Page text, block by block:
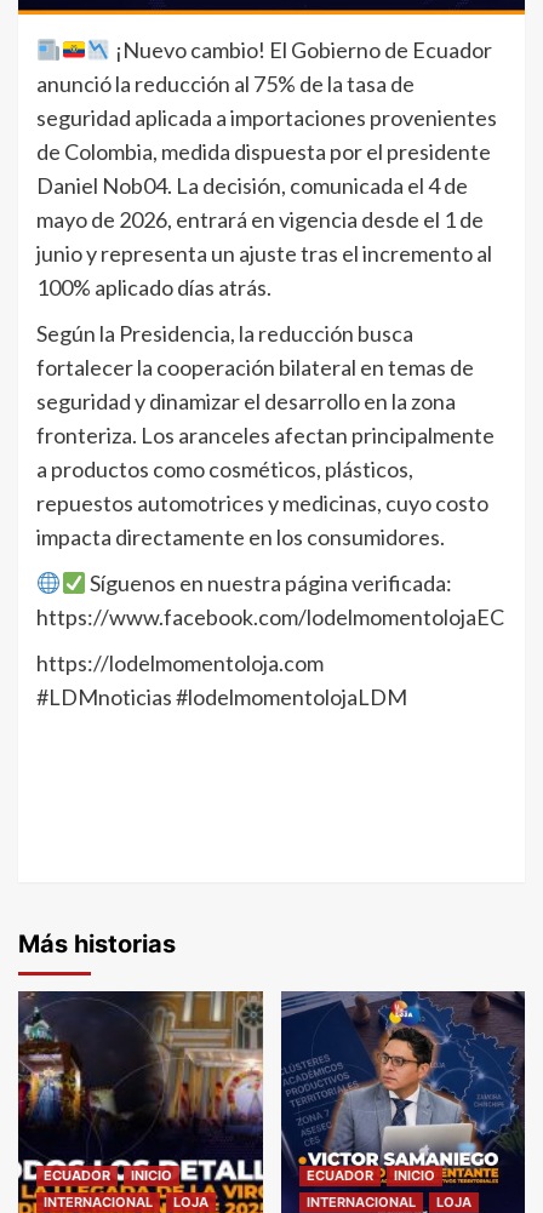
¡Nuevo cambio! El Gobierno de Ecuador
anunció la reducción al 75% de la tasa de
seguridad aplicada a importaciones provenientes
de Colombia, medida dispuesta por el presidente
Daniel Nob04. La decisión, comunicada el 4 de
mayo de 2026, entrará en vigencia desde el 1 de
junio y representa un ajuste tras el incremento al
100% aplicado días atrás.
Según la Presidencia, la reducción busca
fortalecer la cooperación bilateral en temas de
seguridad y dinamizar el desarrollo en la zona
fronteriza. Los aranceles afectan principalmente
a productos como cosméticos, plásticos,
repuestos automotrices y medicinas, cuyo costo
impacta directamente en los consumidores.
Síguenos en nuestra página verificada:
https://www.facebook.com/lodelmomentolojaEC
https://lodelmomentoloja.com
#LDMnoticias #lodelmomentolojaLDM
Más historias
ECUADOR
INICIO
INTERNACIONAL
LOJA
ECUADOR
INICIO
INTERNACIONAL
LOJA